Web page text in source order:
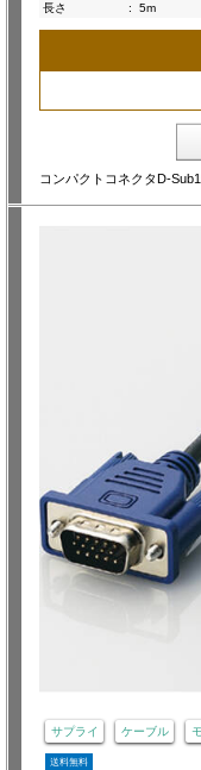
長さ
: 5m
コンパクトコネクタD-
サプライ ケーブル
送料無料